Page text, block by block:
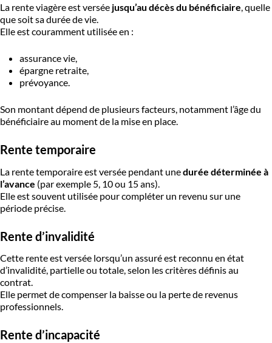
La rente viagère est versée jusqu’au décès du bénéficiaire, quelle
que soit sa durée de vie.
Elle est couramment utilisée en :
assurance vie,
épargne retraite,
prévoyance.
Son montant dépend de plusieurs facteurs, notamment l’âge du
bénéficiaire au moment de la mise en place.
Rente temporaire
La rente temporaire est versée pendant unedurée déterminée à
l’avance (par exemple 5, 10 ou 15 ans).
Elle est souvent utilisée pour compléter un revenu sur une
période précise.
Rente d’invalidité
Cette rente est versée lorsqu’un assuré est reconnu en état
d’invalidité, partielle ou totale, selon les critères définis au
contrat.
Elle permet de compenser la baisse ou la perte de revenus
professionnels.
Rente d’incapacité